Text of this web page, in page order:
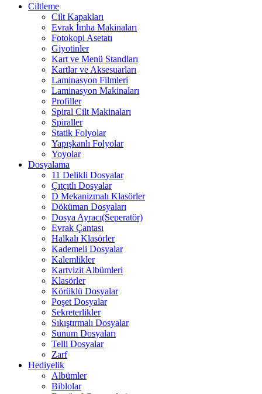
Ciltleme
Cilt Kapakları
Evrak İmha Makinaları
Fotokopi Asetatı
Giyotinler
Kart ve Menü Standları
Kartlar ve Aksesuarları
Laminasyon Filmleri
Laminasyon Makinaları
Profiller
Spiral Cilt Makinaları
Spiraller
Statik Folyolar
Yapışkanlı Folyolar
Yoyolar
Dosyalama
11 Delikli Dosyalar
Çıtçıtlı Dosyalar
D Mekanizmalı Klasörler
Döküman Dosyaları
Dosya Ayracı(Seperatör)
Evrak Çantası
Halkalı Klasörler
Kademeli Dosyalar
Kalemlikler
Kartvizit Albümleri
Klasörler
Körüklü Dosyalar
Poşet Dosyalar
Sekreterlikler
Sıkıştırmalı Dosyalar
Sunum Dosyaları
Telli Dosyalar
Zarf
Hediyelik
Albümler
Biblolar